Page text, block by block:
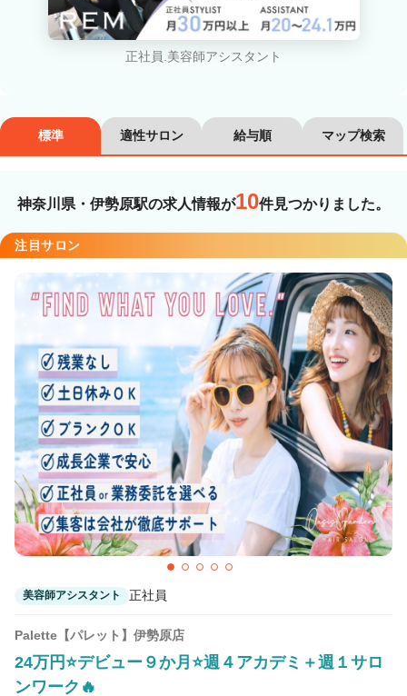
美容師スタイリスト 美容師アシスタント
カラーリスト フロント・レセプション
ネイリスト エステティシャン
講師・インストラクター 営業・販売スタッフ・その他
雇用形態
業務委託・フリーランス 紹介・派遣
詳細条件
詳細条件を変更
この条件の求人数10
検索する
正社員.美容師アシスタント
標準 適性サロン 給与順 マップ検索
神奈川県・伊勢原駅の求人情報が10件見つかりました。
注目サロン
美容師アシスタント 正社員
Palette【パレット】伊勢原店
24万円⭐デビュー９か月⭐週４アカデミ＋週１サロ
ンワーク🔥